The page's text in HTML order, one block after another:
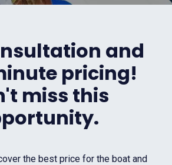
and
pricing!
miss this
the best price for the boat and